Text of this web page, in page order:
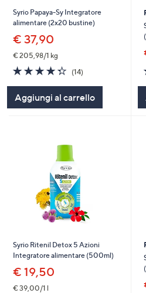
Syrio Papaya-Sy Integratore
alimentare (2x20 bustine)
€ 37,90
€ 205,98/1 kg
4.3
of
Stars
(14)14
Aggiungi al carrello
Syrio Ritenil Detox 5 Azioni
Integratore alimentare (500ml)
€ 19,50
€ 39,00/1 l